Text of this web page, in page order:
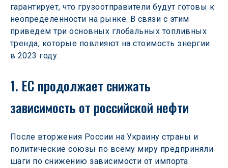
гарантирует, что грузоотправители будут готовы к
неопределенности на рынке. В связи с этим
приведем три основных глобальных топливных
тренда, которые повлияют на стоимость энергии
в 2023 году.
1. ЕС продолжает снижать
зависимость от российской нефти
После вторжения России на Украину страны и
политические союзы по всему миру предприняли
шаги по снижению зависимости от импорта